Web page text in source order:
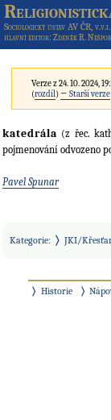
Sociologický ústav AV ČR, v.v.i.
hlavní editor: Zdeněk R. Nešpor
Verze z 24. 10. 2024,
(rozdíl) ← Starší verze
katedrála (z řec.
pojmenování odvozeno
Pavel Spunar
Kategorie: JKI/
Historie